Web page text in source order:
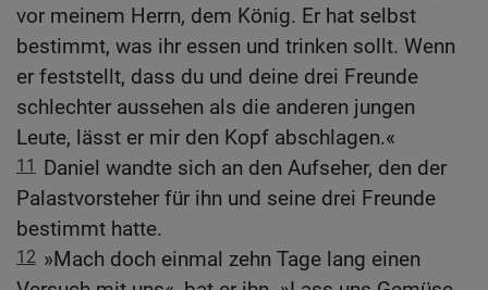
vor meinem Herrn, dem König. Er hat selbst
bestimmt, was ihr essen und trinken sollt. Wenn
er feststellt, dass du und deine drei Freunde
schlechter aussehen als die anderen jungen
Leute, lässt er mir den Kopf abschlagen.«
11
Daniel wandte sich an den Aufseher, den der
Palastvorsteher für ihn und seine drei Freunde
bestimmt hatte.
12 »Mach doch einmal zehn Tage lang einen